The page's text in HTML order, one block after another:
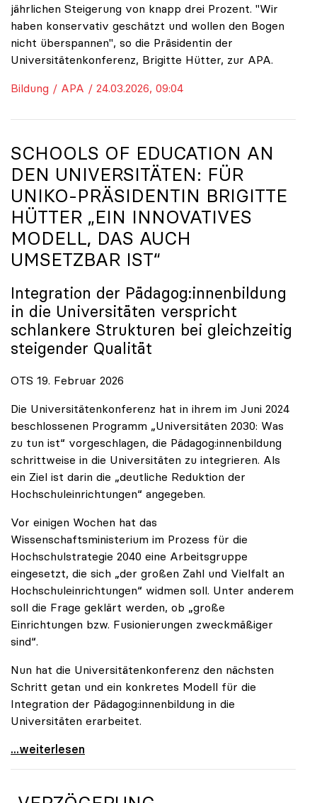
jährlichen Steigerung von knapp drei Prozent. "Wir
haben konservativ geschätzt und wollen den Bogen
nicht überspannen", so die Präsidentin der
Universitätenkonferenz, Brigitte Hütter, zur APA.
Bildung / APA / 24.03.2026, 09:04
SCHOOLS OF EDUCATION AN
DEN UNIVERSITÄTEN: FÜR
UNIKO-PRÄSIDENTIN BRIGITTE
HÜTTER „EIN INNOVATIVES
MODELL, DAS AUCH
UMSETZBAR IST“
Integration der Pädagog:innenbildung
in die Universitäten verspricht
schlankere Strukturen bei gleichzeitig
steigender Qualität
OTS 19. Februar 2026
Die Universitätenkonferenz hat in ihrem im Juni 2024
beschlossenen Programm „Universitäten 2030: Was
zu tun ist“ vorgeschlagen, die Pädagog:innenbildung
schrittweise in die Universitäten zu integrieren. Als
ein Ziel ist darin die „deutliche Reduktion der
Hochschuleinrichtungen“ angegeben.
Vor einigen Wochen hat das
Wissenschaftsministerium im Prozess für die
Hochschulstrategie 2040 eine Arbeitsgruppe
eingesetzt, die sich „der großen Zahl und Vielfalt an
Hochschuleinrichtungen“ widmen soll. Unter anderem
soll die Frage geklärt werden, ob „große
Einrichtungen bzw. Fusionierungen zweckmäßiger
sind“.
Nun hat die Universitätenkonferenz den nächsten
Schritt getan und ein konkretes Modell für die
Integration der Pädagog:innenbildung in die
Universitäten erarbeitet.
Schools of Education an den Universitäten: Für
...weiterlesen